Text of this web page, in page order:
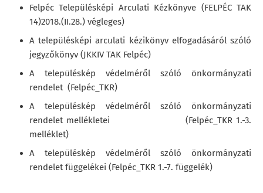
Felpéc Településképi Arculati Kézkönyve (FELPÉC TAK
14)2018.(II.28.) végleges)
A településképi arculati kézikönyv elfogadásáról szóló
jegyzőkönyv (JKKIV TAK Felpéc)
A településkép védelméről szóló önkormányzati
rendelet (Felpéc_TKR)
A településkép védelméről szóló önkormányzati
rendelet mellékletei (Felpéc_TKR 1.-3.
melléklet)
A településkép védelméről szóló önkormányzati
rendelet függelékei (Felpéc_TKR 1.-7. függelék)